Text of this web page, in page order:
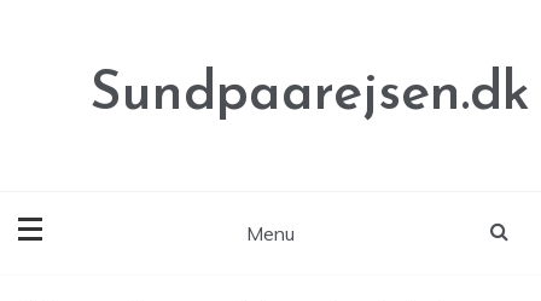
Sundpaarejsen.dk
Menu